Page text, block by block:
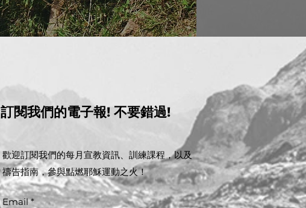
​訂閱我們的電子報! 不要錯過!
歡迎訂閱我們的每月宣教資訊、訓練課程，以及
禱告指南，參與點燃耶穌運動之火！
Email